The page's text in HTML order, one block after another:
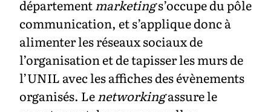
départementmarketings’occupe du pôle
communication, et s’applique donc à
alimenter les réseaux sociaux de
l’organisation et de tapisser les murs de
l’UNIL avec les affiches des évènements
organisés. Lenetworkingassure le